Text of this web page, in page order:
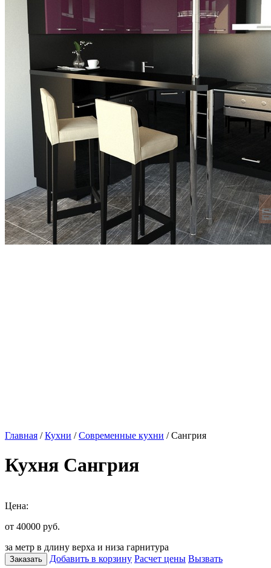
Главная /Кухни /Современные кухни / Сангрия
Кухня Сангрия
Цена:
от 40000 руб.
за метр в длину верха и низа гарнитура
Заказать Добавить в корзину Расчет цены Вызвать